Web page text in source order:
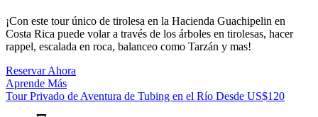
¡Con este tour único de tirolesa en la Hacienda Guachipelin en
Costa Rica puede volar a través de los árboles en tirolesas, hacer
rappel, escalada en roca, balanceo como Tarzán y mas!
Reservar Ahora
Aprende Más
Tour Privado de Aventura de Tubing en el Río Desde US$120